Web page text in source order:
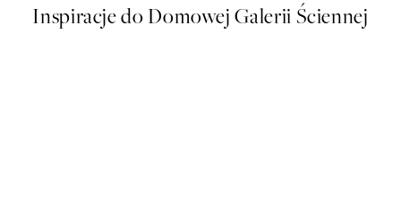
Inspiracje do Domowej Galerii Ściennej